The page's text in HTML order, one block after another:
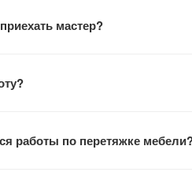
Также заказчику не нужно
мастер?
согласуется с заказчиком.
срок на выполненные
работы по перетяжке